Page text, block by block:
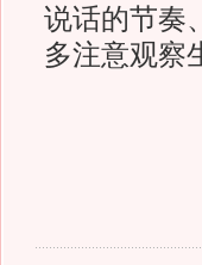
说话的节奏
多注意观察